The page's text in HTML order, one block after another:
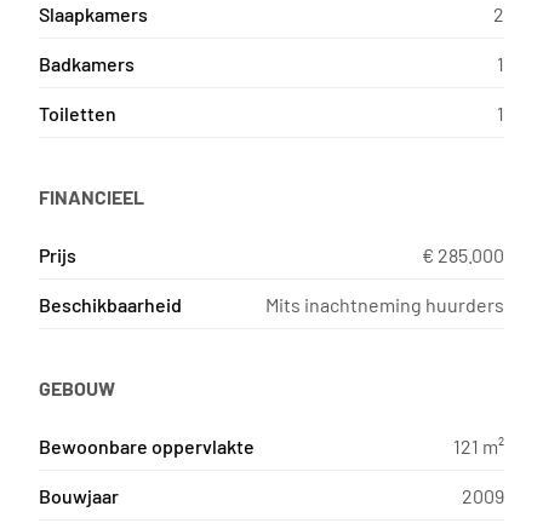
Slaapkamers 2
Badkamers 1
Toiletten 1
FINANCIEEL
Prijs € 285.000
Beschikbaarheid Mits inachtneming huurders
GEBOUW
Bewoonbare oppervlakte 121 m²
Bouwjaar 2009